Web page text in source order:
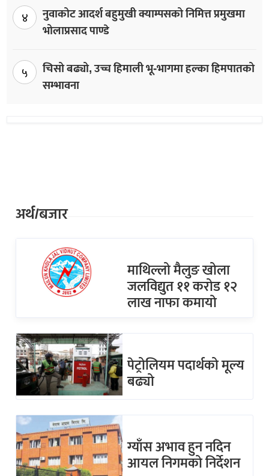
४
नुवाकोट आदर्श बहुमुखी क्याम्पसको निमित्त प्रमुखमा
भोलाप्रसाद पाण्डे
५
चिसो बढ्यो, उच्च हिमाली भू-भागमा हल्का हिमपातको
सम्भावना
अर्थ/बजार
माथिल्लो मैलुङ खोला
जलविद्युत ११ करोड १२
लाख नाफा कमायाे
पेट्रोलियम पदार्थको मूल्य
बढ्यो
ग्याँस अभाव हुन नदिन
आयल निगमको निर्देशन